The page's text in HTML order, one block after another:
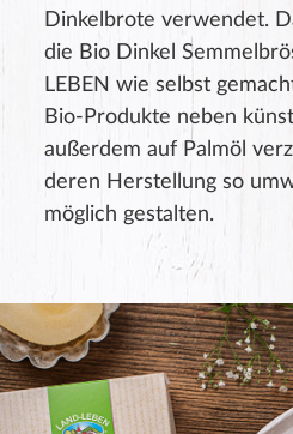
Dinkelbrote verwendet.
die Bio Dinkel
LEBEN wie selbst
Bio-Produkte neben
außerdem auf Palmöl
deren Herstellung so
möglich gestalten.